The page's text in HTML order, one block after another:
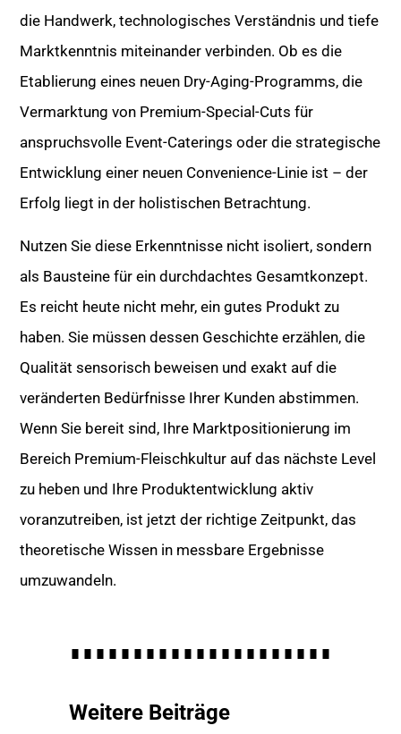
die Handwerk, technologisches Verständnis und tiefe
Marktkenntnis miteinander verbinden. Ob es die
Etablierung eines neuen Dry-Aging-Programms, die
Vermarktung von Premium-Special-Cuts für
anspruchsvolle Event-Caterings oder die strategische
Entwicklung einer neuen Convenience-Linie ist – der
Erfolg liegt in der holistischen Betrachtung.
Nutzen Sie diese Erkenntnisse nicht isoliert, sondern
als Bausteine für ein durchdachtes Gesamtkonzept.
Es reicht heute nicht mehr, ein gutes Produkt zu
haben. Sie müssen dessen Geschichte erzählen, die
Qualität sensorisch beweisen und exakt auf die
veränderten Bedürfnisse Ihrer Kunden abstimmen.
Wenn Sie bereit sind, Ihre Marktpositionierung im
Bereich Premium-Fleischkultur auf das nächste Level
zu heben und Ihre Produktentwicklung aktiv
voranzutreiben, ist jetzt der richtige Zeitpunkt, das
theoretische Wissen in messbare Ergebnisse
umzuwandeln.
Weitere Beiträge